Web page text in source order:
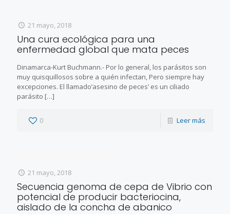
21 mayo, 2018
Una cura ecológica para una
enfermedad global que mata peces
Dinamarca-Kurt Buchmann.- Por lo general, los parásitos son
muy quisquillosos sobre a quién infectan, Pero siempre hay
excepciones. El llamado’asesino de peces’ es un ciliado
parásito […]
0 Leer más
21 mayo, 2018
Secuencia genoma de cepa de Vibrio con
potencial de producir bacteriocina,
aislado de la concha de abanico